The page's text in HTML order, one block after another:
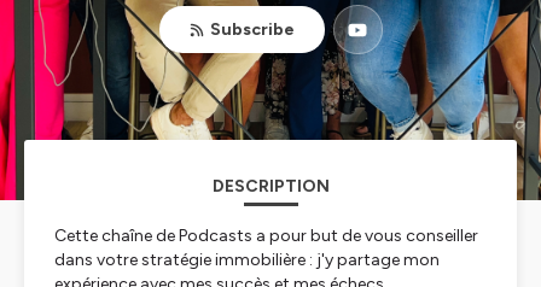
Subscribe
DESCRIPTION
Cette chaîne de Podcasts a pour but de vous conseiller
dans votre stratégie immobilière : j'y partage mon